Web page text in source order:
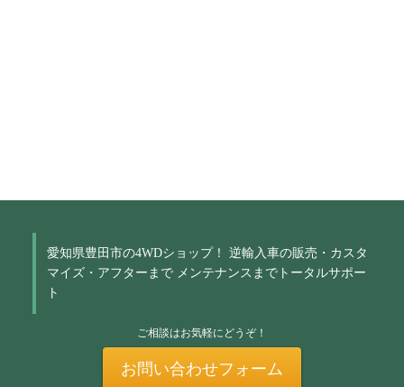
愛知県豊田市の4WDショップ！
逆輸入車の販売・カスタ
マイズ・アフターまで メンテナンスまでトータルサポー
ト
ご相談はお気軽にどうぞ！
お問い合わせフォーム